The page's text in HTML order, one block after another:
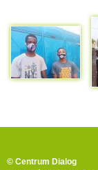
© Centrum Dialog